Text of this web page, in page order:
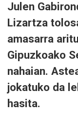
Julen
Lizartza
amasarra
Gipuzkoako
nahaian.
jokatuko da
hasita.